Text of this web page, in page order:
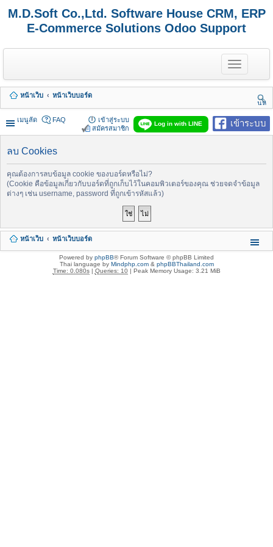
M.D.Soft Co.,Ltd. Software House CRM, ERP
E-Commerce Solutions Odoo Support
T
o
g
e
n
a
v
a
i
หน้าเว็บ
หน้าเว็บบอร์ด
นห
า
เมนูลัด
เข้าระบบ
Log in with LINE
FAQ
เข้าสู่ระบบ
สมัครสมาชิก
ลบ Cookies
คุณต้องการลบข้อมูล cookie ของบอร์ดหรือไม่?
(Cookie คือข้อมูลเกี่ยวกับบอร์ดที่ถูกเก็บไว้ในคอมพิวเตอร์ของคุณ ช่วยจดจำข้อมูล
ต่างๆ เช่น username, password ที่ถูกเข้ารหัสแล้ว)
หน้าเว็บ หน้าเว็บบอร์ด
Powered by phpBB® Forum Software © phpBB Limited
Thai language by Mindphp.com& phpBBThailand.com
Time: 0.080s| Queries: 10| Peak Memory Usage: 3.21 MiB